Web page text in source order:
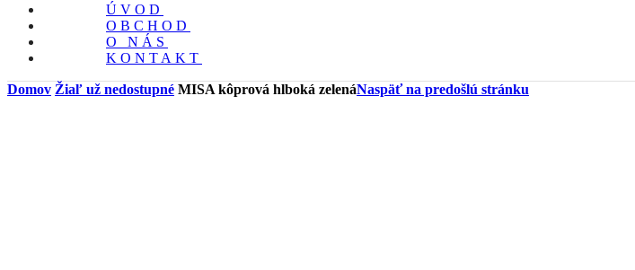
ÚVOD
OBCHOD
O NÁS
KONTAKT
Domov Žiaľ už nedostupné MISA kôprová hlboká zelenáNaspäť na predošlú stránku